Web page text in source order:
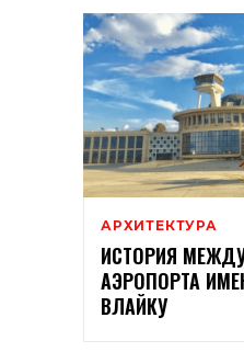
АРХИТЕКТУРА
ИСТОРИЯ
АЭРОПОРТА
ВЛАЙКУ